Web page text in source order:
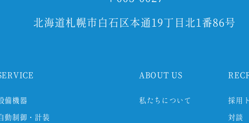
北海道札幌市白石区本通19丁目北1番86号
備機器
動制御・計装
ABOUT US
私たちについて 採用
対談